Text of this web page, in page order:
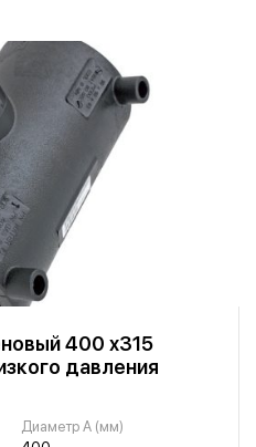
400 х315
давления
Диаметр A (мм)